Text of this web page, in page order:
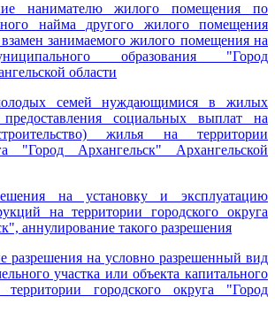
нанимателю жилого помещения по
найма другого жилого помещения
занимаемого жилого помещения на
образования "Город
области
семей нуждающимися в жилых
социальных выплат на
жилья на территории
"Город Архангельск" Архангельской
на установку и эксплуатацию
на территории городского округа
аннулирование такого разрешения
разрешения на условно разрешенный вид
участка или объекта капитального
территории городского округа "Город